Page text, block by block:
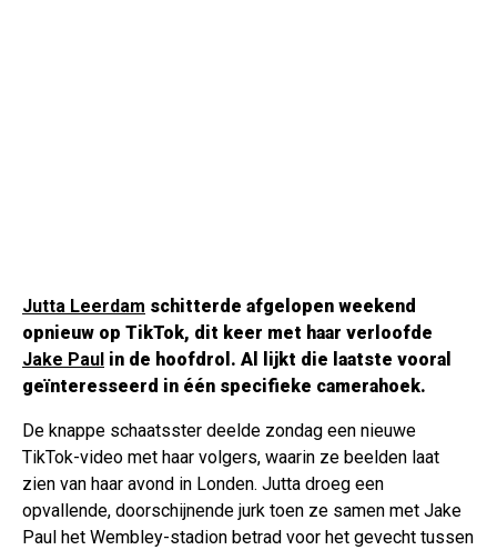
Jutta Leerdam schitterde afgelopen weekend
opnieuw op TikTok, dit keer met haar verloofde
Jake Paul in de hoofdrol. Al lijkt die laatste vooral
geïnteresseerd in één specifieke camerahoek.
De knappe schaatsster deelde zondag een nieuwe
TikTok-video met haar volgers, waarin ze beelden laat
zien van haar avond in Londen. Jutta droeg een
opvallende, doorschijnende jurk toen ze samen met Jake
Paul het Wembley-stadion betrad voor het gevecht tussen